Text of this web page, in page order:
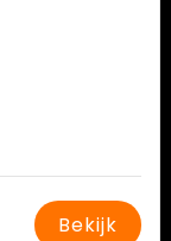
Bekijk